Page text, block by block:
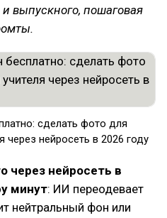
выпускного, пошаговая
сделать фото для
через нейросеть в 2026 году
через нейросеть в
минут: ИИ переодевает
нейтральный фон или